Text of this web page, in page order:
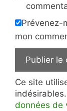
Prévenez-
mon
Ce site
indésirables.
données de